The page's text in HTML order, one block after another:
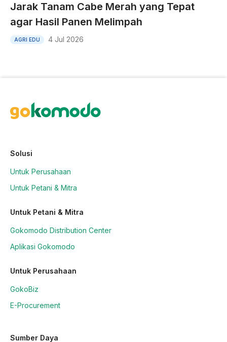
Jarak Tanam Cabe Merah yang Tepat
agar Hasil Panen Melimpah
AGRI EDU 4 Jul 2026
Solusi
Untuk Perusahaan
Untuk Petani & Mitra
Untuk Petani & Mitra
Gokomodo Distribution Center
Aplikasi Gokomodo
Untuk Perusahaan
GokoBiz
E-Procurement
Sumber Daya